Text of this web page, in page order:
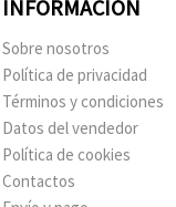
INFORMACIÓN
Sobre nosotros
Política de privacidad
Términos y condiciones
Datos del vendedor
Política de cookies
Contactos